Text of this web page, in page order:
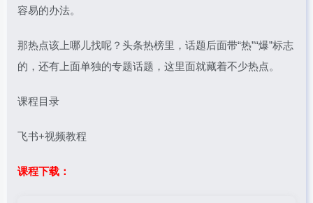
容易的办法。
那热点该上哪儿找呢？头条热榜里，话题后面带“热”“爆”标志
的，还有上面单独的专题话题，这里面就藏着不少热点。
课程目录
飞书+视频教程
课程下载：